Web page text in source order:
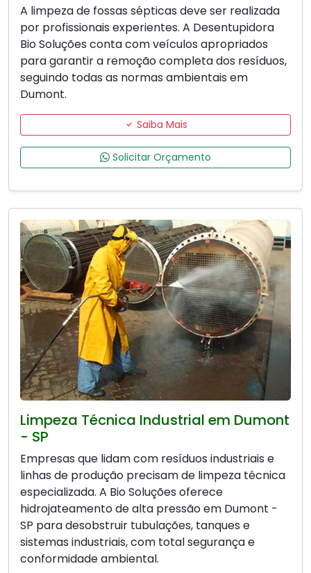
A limpeza de fossas sépticas deve ser realizada
por profissionais experientes. A Desentupidora
Bio Soluções conta com veículos apropriados
para garantir a remoção completa dos resíduos,
seguindo todas as normas ambientais em
Dumont.
Saiba Mais
Solicitar Orçamento
Limpeza Técnica Industrial em Dumont
- SP
Empresas que lidam com resíduos industriais e
linhas de produção precisam de limpeza técnica
especializada. A Bio Soluções oferece
hidrojateamento de alta pressão em Dumont -
SP para desobstruir tubulações, tanques e
sistemas industriais, com total segurança e
conformidade ambiental.